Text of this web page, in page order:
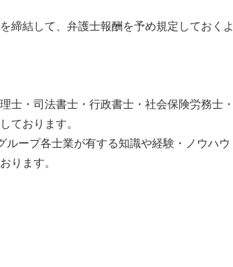
締結して、弁護士報酬を予め規定しておくよ
士・司法書士・行政書士・社会保険労務士・
ております。
ループ各士業が有する知識や経験・ノウハウ
ります。